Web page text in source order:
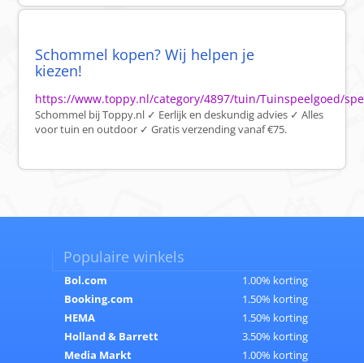
Schommel kopen? Wij helpen je
kiezen!
https://www.toppy.nl/category/4897/tuin/Tuinspeelgoed/
Schommel bij Toppy.nl ✓ Eerlijk en deskundig advies ✓ Alles
voor tuin en outdoor ✓ Gratis verzending vanaf €75.
Populaire winkels
Bol.com
1.00% korting
Booking.com
1.50% korting
HEMA
1.50% korting
Holland & Barrett
3.50% korting
Media Markt
1.00% korting